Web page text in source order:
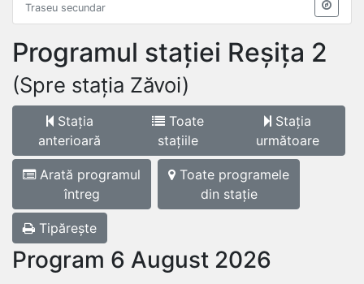
Traseu secundar
Programul stației Reșița 2
(Spre stația Zăvoi)
Stația
anterioară
Toate
stațiile
Stația
următoare
Arată programul
întreg
Toate programele
din stație
Tipărește
Program 6 August 2026